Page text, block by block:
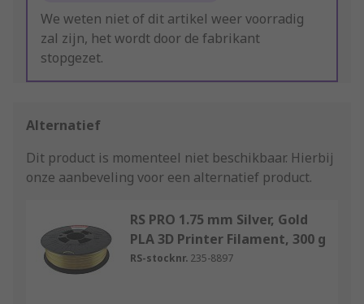
We weten niet of dit artikel weer voorradig
zal zijn, het wordt door de fabrikant
stopgezet.
Alternatief
Dit product is momenteel niet beschikbaar. Hierbij
onze aanbeveling voor een alternatief product.
RS PRO 1.75 mm Silver, Gold
PLA 3D Printer Filament, 300 g
RS-stocknr. 235-8897